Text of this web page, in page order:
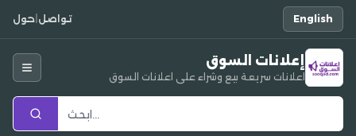
تواصل حول English
إعلانات السوق
اعلانات سريعة بيع وشراء على اعلانات السوق